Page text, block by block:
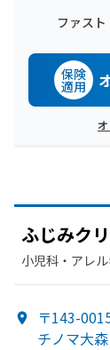
ファス
保険
適用
ふじみク
小児科・​アレ
〒143-
チノマ大